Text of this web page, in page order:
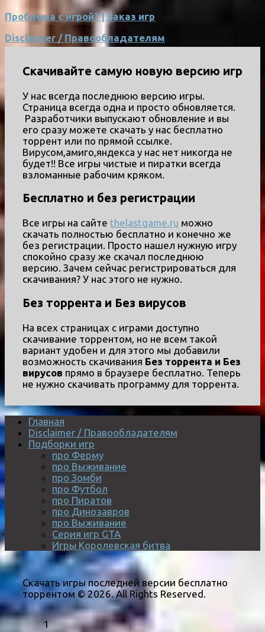
Проблема с игрой? | Заказ игр
Disclaimer / Правообладателям
Скачивайте самую новую версию игр
У нас всегда последнюю версию игры.
Страница всегда одна и просто обновляется.
Разработчики выпускают обновление и вы
его сразу можете скачать у нас бесплатно
торрент или по прямой ссылке.
Вирусом,амиго,яндекса у нас нет никогда не
будет!! Все игры чистые и пиратки всегда
взломанные рабочим кряком.
Бесплатно и без регистрации
Все игры на сайте thelastgame.ru можно
скачать полностью бесплатно и конечно же
без регистрации. Просто нашел нужную игру
спокойно сразу же скачал последнюю
версию. Зачем сейчас регистрироваться для
скачивания? У нас этого не нужно.
Без торрента и Без вирусов
На всех страницах с играми доступно
скачивание торрентом, но не всем такой
вариант удобен и для этого мы добавили
возможность скачивания Без торрента и Без
вирусов прямо в браузере бесплатно. Теперь
не нужно скачивать программу для торрента.
Главная
Disclaimer / Правообладателям
Подборки игр
про Ферму
про Выживание
про Зомби
про Футбол
про Пиратов
про Динозавров
про Выживание
Серия игр GTA
Игры Королевская битва
Скачать игры последней версии бесплатно
торрентом © 2026. All Rights Reserved.
1